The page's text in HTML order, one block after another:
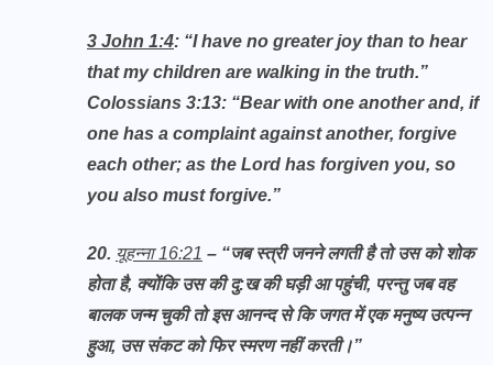
3 John 1:4: “I have no greater joy than to hear
that my children are walking in the truth.”
Colossians 3:13: “Bear with one another and, if
one has a complaint against another, forgive
each other; as the Lord has forgiven you, so
you also must forgive.”
20. यूहन्ना 16:21 – “जब स्त्री जनने लगती है तो उस को शोक
होता है, क्योंकि उस की दु:ख की घड़ी आ पहुंची, परन्तु जब वह
बालक जन्म चुकी तो इस आनन्द से कि जगत में एक मनुष्य उत्पन्न
हुआ, उस संकट को फिर स्मरण नहीं करती।”